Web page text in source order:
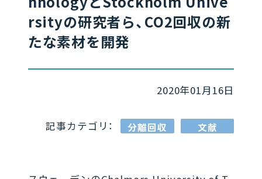
rsityの研究者ら、CO2回収の新
たな素材を開発
2020年01月16日
記事カテゴリ： 分離回収 文献